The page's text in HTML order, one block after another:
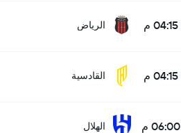
04:15 م الرياض
04:15 م القادسية
06:00 م الهلال